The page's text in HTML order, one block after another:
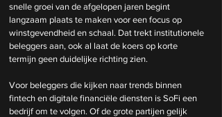
snelle groei van de afgelopen jaren begint
langzaam plaats te maken voor een focus op
winstgevendheid en schaal. Dat trekt institutionele
beleggers aan, ook al laat de koers op korte
termijn geen duidelijke richting zien.
Voor beleggers die kijken naar trends binnen
fintech en digitale financiële diensten is SoFi een
bedrijf om te volgen. Of de grote partijen gelijk